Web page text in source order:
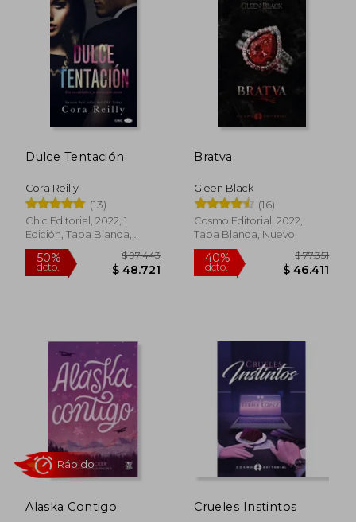
dcto. $ 49.500 dcto.
Rápido
Dulce Tentación
Cora Reilly
(13)
Chic Editorial, 2022, 1
Edición, Tapa Blanda,
Nuevo
Bratva
Gleen Black
(16)
Cosmo Editorial, 2022,
Tapa Blanda, Nuevo
Alaska Contigo Crueles Instintos